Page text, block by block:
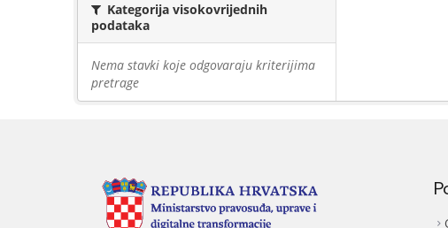
Kategorija visokovrijednih
podataka
Nema stavki koje odgovaraju kriterijima
pretrage